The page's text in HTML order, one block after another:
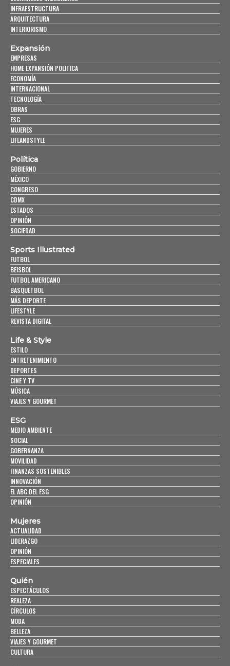
INFRAESTRUCTURA
ARQUITECTURA
INTERIORISMO
Expansión
EMPRESAS
HOME EXPANSIÓN POLITICA
ECONOMÍA
INTERNACIONAL
TECNOLOGÍA
OBRAS
ESG
MUJERES
LIFEANDSTYLE
Política
GOBIERNO
MÉXICO
CONGRESO
CDMX
ESTADOS
OPINIÓN
SOCIEDAD
Sports Illustrated
FUTBOL
BEISBOL
FUTBOL AMERICANO
BASQUETBOL
MÁS DEPORTE
LIFESTYLE
REVISTA DIGITAL
Life & Style
ESTILO
ENTRETENIMIENTO
DEPORTES
CINE Y TV
MÚSICA
VIAJES Y GOURMET
ESG
MEDIO AMBIENTE
SOCIAL
GOBERNANZA
MOVILIDAD
FINANZAS SOSTENIBLES
INNOVACIÓN
EL ABC DEL ESG
OPINIÓN
Mujeres
ACTUALIDAD
LIDERAZGO
OPINIÓN
ESPECIALES
Quién
ESPECTÁCULOS
REALEZA
CÍRCULOS
MODA
BELLEZA
VIAJES Y GOURMET
CULTURA